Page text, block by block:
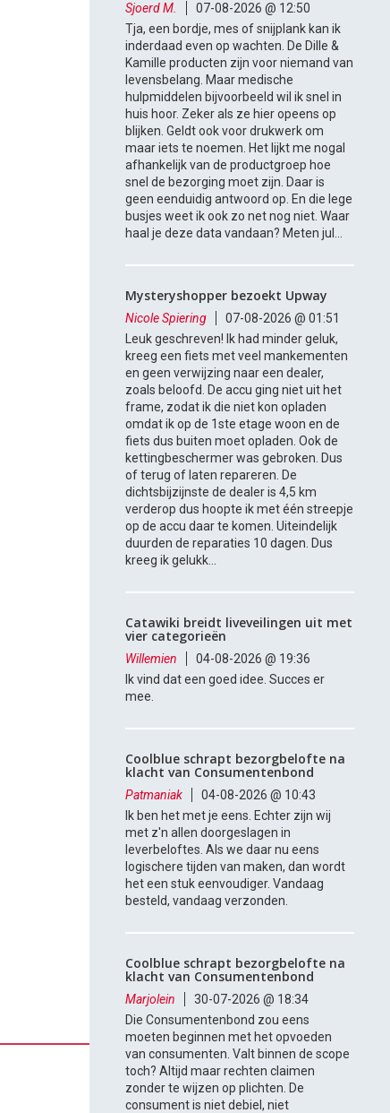
Sjoerd M.
07-08-2026 @ 12:50
Tja, een bordje, mes of snijplank kan ik
inderdaad even op wachten. De Dille &
Kamille producten zijn voor niemand van
levensbelang. Maar medische
hulpmiddelen bijvoorbeeld wil ik snel in
huis hoor. Zeker als ze hier opeens op
blijken. Geldt ook voor drukwerk om
maar iets te noemen. Het lijkt me nogal
afhankelijk van de productgroep hoe
snel de bezorging moet zijn. Daar is
geen eenduidig antwoord op. En die lege
busjes weet ik ook zo net nog niet. Waar
haal je deze data vandaan? Meten jul...
Mysteryshopper bezoekt Upway
Nicole Spiering
07-08-2026 @ 01:51
Leuk geschreven! Ik had minder geluk,
kreeg een fiets met veel mankementen
en geen verwijzing naar een dealer,
zoals beloofd. De accu ging niet uit het
frame, zodat ik die niet kon opladen
omdat ik op de 1ste etage woon en de
fiets dus buiten moet opladen. Ook de
kettingbeschermer was gebroken. Dus
of terug of laten repareren. De
dichtsbijzijnste de dealer is 4,5 km
verderop dus hoopte ik met één streepje
op de accu daar te komen. Uiteindelijk
duurden de reparaties 10 dagen. Dus
kreeg ik gelukk...
Catawiki breidt liveveilingen uit met
vier categorieën
Willemien
04-08-2026 @ 19:36
Ik vind dat een goed idee. Succes er
mee.
Coolblue schrapt bezorgbelofte na
klacht van Consumentenbond
Patmaniak
04-08-2026 @ 10:43
Ik ben het met je eens. Echter zijn wij
met z'n allen doorgeslagen in
leverbeloftes. Als we daar nu eens
logischere tijden van maken, dan wordt
het een stuk eenvoudiger. Vandaag
besteld, vandaag verzonden.
Coolblue schrapt bezorgbelofte na
klacht van Consumentenbond
Marjolein
30-07-2026 @ 18:34
Die Consumentenbond zou eens
moeten beginnen met het opvoeden
van consumenten. Valt binnen de scope
toch? Altijd maar rechten claimen
zonder te wijzen op plichten. De
consument is niet debiel, niet